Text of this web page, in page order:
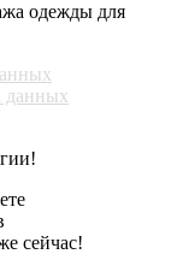
одежды для
данных
сейчас!